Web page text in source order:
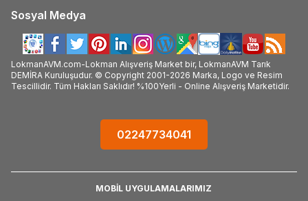
Sosyal Medya
LokmanAVM.com-Lokman Alışveriş Market bir, LokmanAVM Tarık
DEMİRA Kuruluşudur. © Copyright 2001-2026 Marka, Logo ve Resim
Tescillidir. Tüm Hakları Saklıdır! %100Yerli - Online Alışveriş Marketidir.
02247734041
MOBİL UYGULAMALARIMIZ